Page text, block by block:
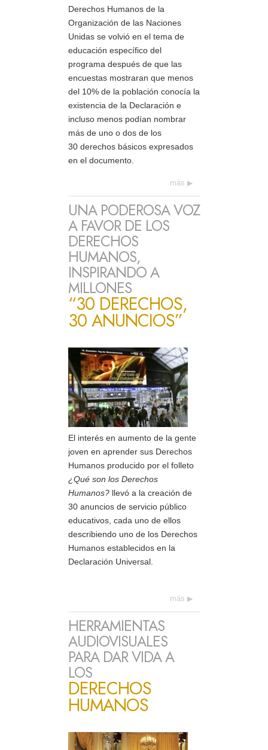
Derechos Humanos de la
Organización de las Naciones
Unidas se volvió en el tema de
educación específico del
programa después de que las
encuestas mostraran que menos
del 10% de la población conocía la
existencia de la Declaración e
incluso menos podían nombrar
más de uno o dos de los
30 derechos básicos expresados
en el documento.
más
UNA PODEROSA VOZ
A FAVOR DE LOS
DERECHOS
HUMANOS,
INSPIRANDO A
MILLONES
“30 DERECHOS,
30 ANUNCIOS”
El interés en aumento de la gente
joven en aprender sus Derechos
Humanos producido por el folleto
¿Qué son los Derechos
Humanos? llevó a la creación de
30 anuncios de servicio público
educativos, cada uno de ellos
describiendo uno de los Derechos
Humanos establecidos en la
Declaración Universal.
más
HERRAMIENTAS
AUDIOVISUALES
PARA DAR VIDA A
LOS
DERECHOS
HUMANOS